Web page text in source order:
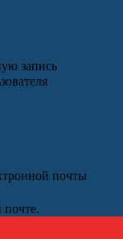
запись
почты
почте.